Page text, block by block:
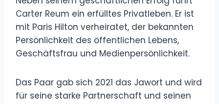
Carter Reum ein erfülltes Privatleben. Er ist
mit Paris Hilton verheiratet, der bekannten
Persönlichkeit des öffentlichen Lebens,
Geschäftsfrau und Medienpersönlichkeit.
Das Paar gab sich 2021 das Jawort und wird
für seine starke Partnerschaft und seinen